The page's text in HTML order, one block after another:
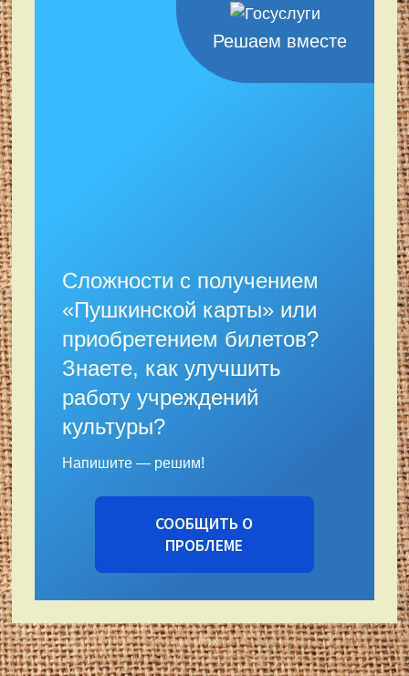
Решаем вместе
Сложности с получением
«Пушкинской карты» или
приобретением билетов?
Знаете, как улучшить
работу учреждений
культуры?
Напишите — решим!
СООБЩИТЬ О
ПРОБЛЕМЕ